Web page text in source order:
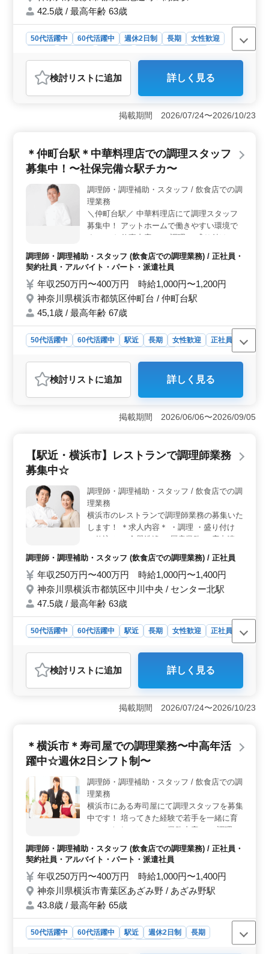
42.5歳 / 最高年齢 63歳
50代活躍中 60代活躍中 週休2日制 長期
女性歓迎
おすすめポイント
＜シニア世代活躍中＞ 50代、60代の方も歓迎されてお
り、年齢に関係なく活躍できる環境です。経験を活か
し、安定した職場で働けます。 ＜交通費実費支給
雇用、労災、健康、厚生の社会保険完備といった福利厚
生が整っています。安心して勤務できる職場環境です。
検討リスト に追加 詳しく見る
掲載期間 2026/07/24〜2026/10/23
＊仲町台駅＊中華料理店での調理スタッフ
募集中！〜社保完備☆駅チカ〜
調理師・調理補助・スタッフ / 飲食店での調
理業務
＼仲町台駅／ 中華料理店にて調理スタッフ
募集中！ アットホームで働きやすい環境で
す！ ＊お仕事内容＊ ・調理 ・盛り付け ・
仕込み ・食器洗浄 ・厨房業務 ・店内清掃
・調理補助 ＊ポイント＊ ・社会保険完備 ・
勤務時間応相談 ・50代、60代の採用実績あ
り ・交通費支給 ・駅チカ 皆様のご応募お待
ちしております！ ＼まずはお気軽にお問い
合わせください／
調理師・調理補助・スタッフ (飲食店での調理業務) / 正社員・
契約社員・アルバイト・パート・派遣社員
年収250万円〜400万円 時給1,000円〜1,200円
神奈川県横浜市都筑区仲町台 / 仲町台駅
45,1歳 / 最高年齢 67歳
50代活躍中 60代活躍中 駅近 長期 女性歓迎
正社員
おすすめポイント
＜駅近の立地＞ 仲町台駅から近いため、通勤が非常に
便利です。公共交通機関を利用する方にとって、アクセ
スしやすい環境が整っています。 ＜経験を活かせる
は、50代、60代の方が多く活躍しており、年齢を気にせ
ず働ける環境です。 ＜働きやすい条件＞ 社会保険
す。働きやすく、安定して長期で勤務できます。
検討リスト に追加 詳しく見る
掲載期間 2026/06/06〜2026/09/05
【駅近・横浜市】レストランで調理師業務
募集中☆
調理師・調理補助・スタッフ / 飲食店での調
理業務
横浜市のレストランで調理師業務の募集いた
します！ ＊求人内容＊ ・調理 ・盛り付け
・仕込み ・食器洗浄 ・厨房業務 ・店内清掃
・調理補助 備考 ・週休2日制 ・社会保険完
備 ・勤務時間応相談 ・50代、60代の採用実
績あり ブランクのある方もご応募可能！ お
気軽にお問い合わせください♪
調理師・調理補助・スタッフ (飲食店での調理業務) / 正社員
年収250万円〜400万円 時給1,000円〜1,400円
神奈川県横浜市都筑区中川中央 / センター北駅
47.5歳 / 最高年齢 63歳
50代活躍中 60代活躍中 駅近 長期 女性歓迎
正社員
おすすめポイント
＜シニア層の活躍＞ 50代から60代の採用実績があり、
年齢に関係なく活躍できます。調理経験がある方を募集
し、ブランクがある方も歓迎されています。 ＜福利
厚生充実＞ 週休2日制で休日もしっかり確保されていま
られます。 ＜業務内容＞ 調理、盛り付け、仕込
み、食器洗浄、厨房業務、店内清掃、調理補助など、幅
やすいです。
検討リスト に追加 詳しく見る
掲載期間 2026/07/24〜2026/10/23
＊横浜市＊寿司屋での調理業務〜中高年活
躍中☆週休2日シフト制〜
調理師・調理補助・スタッフ / 飲食店での調
理業務
横浜市にある寿司屋にて調理スタッフを募集
中です！ 培ってきた経験で若手を一緒に育
てていきませんか？ ＊業務内容＊ ・調理 ・
盛り付け ・仕込み ・食器洗浄 ・厨房業務
＊ポイント＊ ・週休2日シフト制 ・社会保
険完備 ・勤務時間応相談 皆様のご応募お待
ちしております！ ＼まずはお気軽にお問い
合わせください／
調理師・調理補助・スタッフ (飲食店での調理業務) / 正社員・
契約社員・アルバイト・パート・派遣社員
年収250万円〜400万円 時給1,000円〜1,400円
神奈川県横浜市青葉区あざみ野 / あざみ野駅
43.8歳 / 最高年齢 65歳
50代活躍中 60代活躍中 駅近 週休2日制
長期